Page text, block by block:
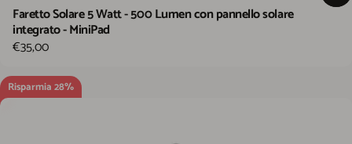
Faretto Solare 5 Watt - 500 Lumen con pannello solare
integrato - MiniPad
€35,00
Risparmia 28%